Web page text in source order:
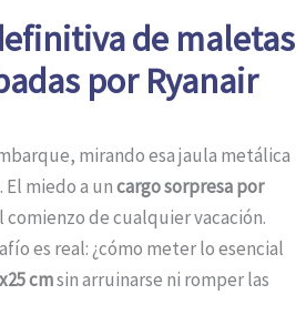
de maletas
por Ryanair
mirando esa jaula metálica
miedo a uncargo sorpresa por
de cualquier vacación.
es real: ¿cómo meter lo esencial
cmsin arruinarse ni romper las